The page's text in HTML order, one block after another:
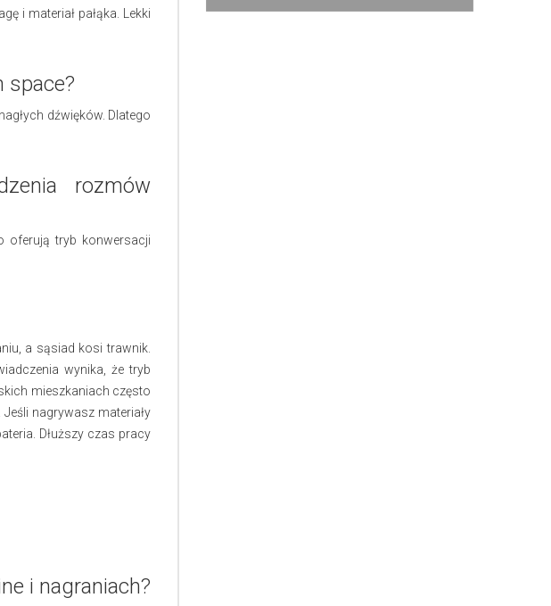
i materiał pałąka. Lekki
space?
dźwięków. Dlatego
rozmów
oferują tryb konwersacji
a sąsiad kosi trawnik.
wynika, że tryb
mieszkaniach często
nagrywasz materiały
Dłuższy czas pracy
i nagraniach?